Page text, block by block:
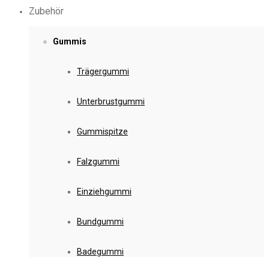
Zubehör
Gummis
Trägergummi
Unterbrustgummi
Gummispitze
Falzgummi
Einziehgummi
Bundgummi
Badegummi